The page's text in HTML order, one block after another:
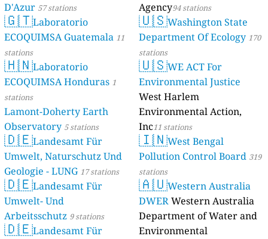
D'Azur 57 stations
🇬🇹Laboratorio
ECOQUIMSA Guatemala 11
stations
🇭🇳Laboratorio
ECOQUIMSA Honduras 1
stations
Lamont-Doherty Earth
Observatory 5 stations
🇩🇪Landesamt Für
Umwelt, Naturschutz Und
Geologie - LUNG 17 stations
🇩🇪Landesamt Für
Umwelt- Und
Arbeitsschutz 9 stations
🇩🇪Landesamt Für
Agency94 stations
🇺🇸Washington State
Department Of Ecology 170
stations
🇺🇸WE ACT For
Environmental Justice
West Harlem
Environmental Action,
Inc11 stations
🇮🇳West Bengal
Pollution Control Board 319
stations
🇦🇺Western Australia
DWERWestern Australia
Department of Water and
Environmental